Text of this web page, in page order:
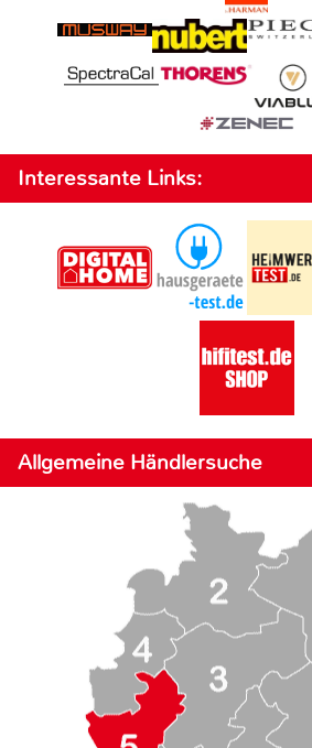
Interessante Links:
Allgemeine Händlersuche